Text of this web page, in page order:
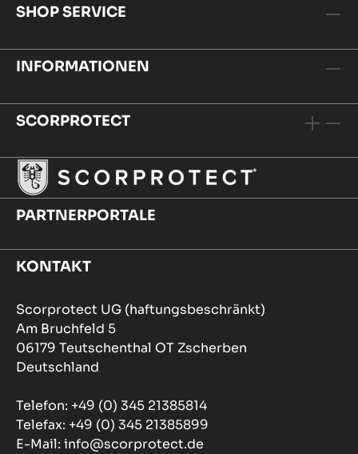
SHOP SERVICE
INFORMATIONEN
SCORPROTECT
PARTNERPORTALE
KONTAKT
Scorprotect UG (haftungsbeschränkt)
Am Bruchfeld 5
06179 Teutschenthal OT Zscherben
Deutschland
Telefon: +49 (0) 345 21385814
Telefax: +49 (0) 345 21385899
E-Mail: info@scorprotect.de